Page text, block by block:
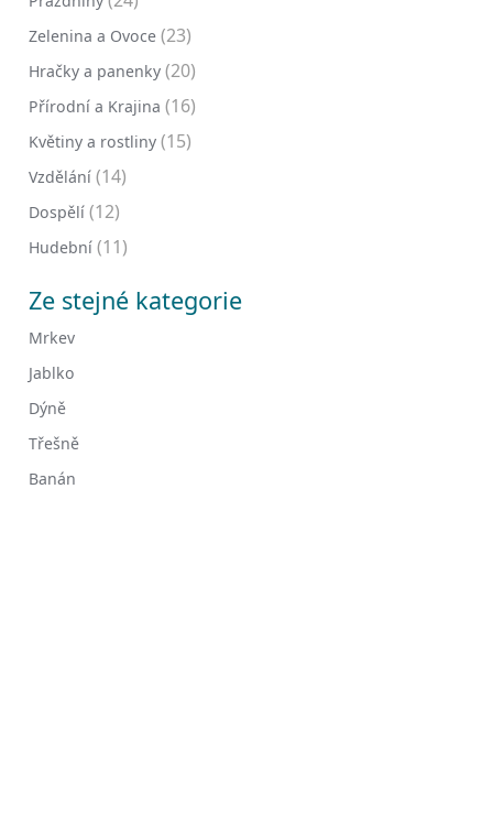
Zelenina a Ovoce (23)
Hračky a panenky (20)
Přírodní a Krajina (16)
Květiny a rostliny (15)
Vzdělání (14)
Dospělí (12)
Hudební (11)
Ze stejné kategorie
Mrkev
Jablko
Dýně
Třešně
Banán